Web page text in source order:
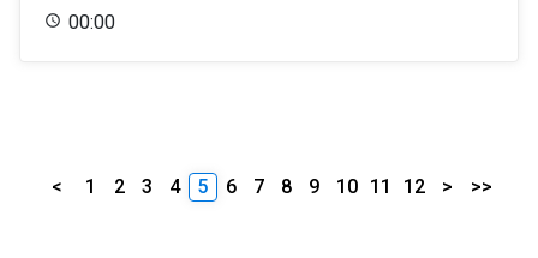
00:00
< 1 2 3 4 5 6 7 8 9 10 11 12 > >>